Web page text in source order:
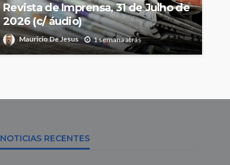
Revista de Imprensa, 31 de Julho de
2026 (c/ áudio)
Mauricio De Jesus 1 semana atrás
NOTICIAS RECENTES